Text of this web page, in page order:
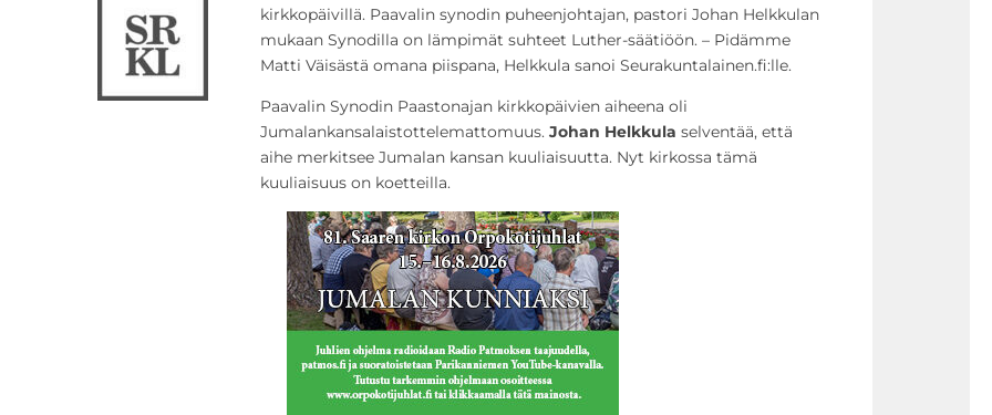
kirkkopäivillä. Paavalin synodin puheenjohtajan, pastori Johan Helkkulan
mukaan Synodilla on lämpimät suhteet Luther-säätiöön. – Pidämme
Matti Väisästä omana piispana, Helkkula sanoi Seurakuntalainen.fi:lle.
Paavalin Synodin Paastonajan kirkkopäivien aiheena oli
Jumalankansalaistottelemattomuus. Johan Helkkula selventää, että
aihe merkitsee Jumalan kansan kuuliaisuutta. Nyt kirkossa tämä
kuuliaisuus on koetteilla.